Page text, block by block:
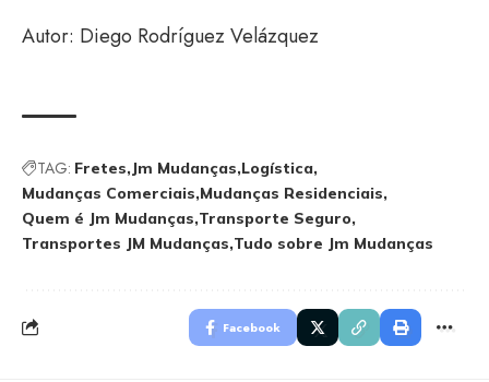
Autor: Diego Rodríguez Velázquez
TAG: Fretes Jm Mudanças Logística
Mudanças Comerciais Mudanças Residenciais
Quem é Jm Mudanças Transporte Seguro
Transportes JM Mudanças Tudo sobre Jm Mudanças
Facebook